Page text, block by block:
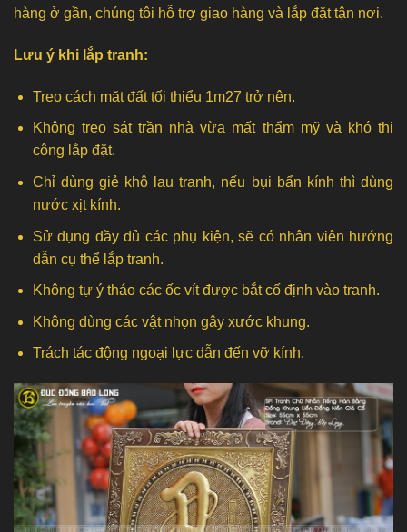
hàng ở gần, chúng tôi hỗ trợ giao hàng và lắp đặt tận nơi.
Lưu ý khi lắp tranh:
Treo cách mặt đất tối thiểu 1m27 trở nên.
Không treo sát trần nhà vừa mất thẩm mỹ và khó thi
công lắp đặt.
Chỉ dùng giẻ khô lau tranh, nếu bụi bẩn kính thì dùng
nước xịt kính.
Sử dụng đầy đủ các phụ kiện, sẽ có nhân viên hướng
dẫn cụ thể lắp tranh.
Không tự ý tháo các ốc vít được bắt cố định vào tranh.
Không dùng các vật nhọn gây xước khung.
Trách tác động ngoại lực dẫn đến vỡ kính.